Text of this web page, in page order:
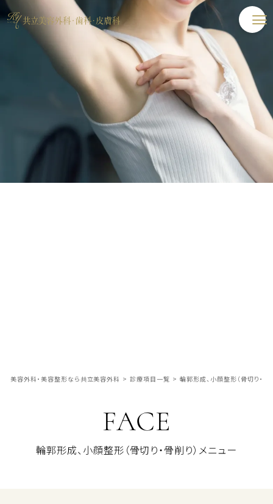
美容外科・美容整形なら共立美容外科 > 診療項目一覧 > 輪郭形成、小顔整形（骨切り・骨
FACE
輪郭形成、小顔整形（骨切り・骨削り）メニュー